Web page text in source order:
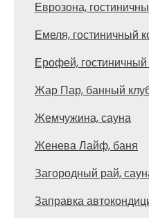
Еврозона,
Емеля, гостиничный
Ерофей,
Жар Пар, банный
Жемчужина, сауна
Женева Лайф, баня
Загородный рай,
Заправка